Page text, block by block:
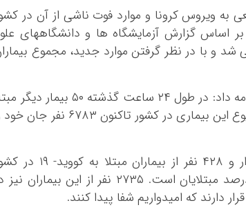
*چندرسانه‌ای
فیلم
*استان ها
به ویروس کرونا و موارد فوت ناشی از آن در
تا ظهر امروز (۲۴ اردیبهشت) بر اساس گزارش آزمایشگاه ها و دانشگاههای
به کووید-۱۹ در کشور شناسایی شد و با در نظر گرفتن موارد جدید، مجموع
رئیس مرکز روابط عمومی و اطلاع رسانی وزارت بهداشت ادامه داد: در طول ۲۴ ساعت گذشته ۵۰
به کووید-۱۹ در کشور جان خود را از دست دادند و از زمان شیوع این بیماری در کشور تاکنون ۶۷۸۳
جهانپور بیان کرد: بر اساس این گزارش ها تاکنون ۸۹ هزار و ۴۲۸ نفر از بیماران
بهبودیافته و از بیمارستان ترخیص شده اند که حدود ۸۰ درصد مبتلایان است. ۲۷۳۵ نفر از این
که امیدواریم شفا پیدا کنند.